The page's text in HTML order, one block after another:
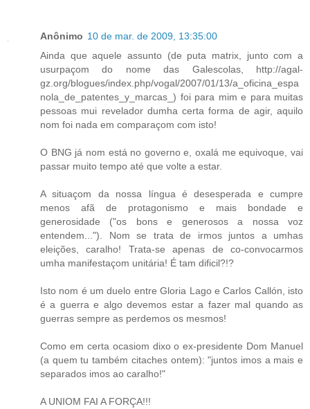
Anônimo 10 de mar. de 2009, 13:35:00
Ainda que aquele assunto (de puta matrix, junto com a
usurpaçom do nome das Galescolas, http://agal-
gz.org/blogues/index.php/vogal/2007/01/13/a_oficina_espa
nola_de_patentes_y_marcas_) foi para mim e para muitas
pessoas mui revelador dumha certa forma de agir, aquilo
nom foi nada em comparaçom com isto!
O BNG já nom está no governo e, oxalá me equivoque, vai
passar muito tempo até que volte a estar.
A situaçom da nossa língua é desesperada e cumpre
menos afã de protagonismo e mais bondade e
generosidade ("os bons e generosos a nossa voz
entendem..."). Nom se trata de irmos juntos a umhas
eleições, caralho! Trata-se apenas de co-convocarmos
umha manifestaçom unitária! É tam dificil?!?
Isto nom é um duelo entre Gloria Lago e Carlos Callón, isto
é a guerra e algo devemos estar a fazer mal quando as
guerras sempre as perdemos os mesmos!
Como em certa ocasiom dixo o ex-presidente Dom Manuel
(a quem tu também citaches ontem): "juntos imos a mais e
separados imos ao caralho!"
A UNIOM FAI A FORÇA!!!